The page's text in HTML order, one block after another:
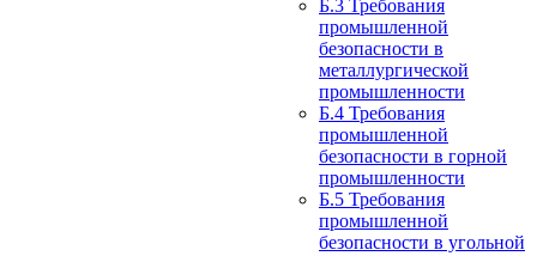
Б.3 Требования
промышленной
безопасности в
металлургической
промышленности
Б.4 Требования
промышленной
безопасности в горной
промышленности
Б.5 Требования
промышленной
безопасности в угольной